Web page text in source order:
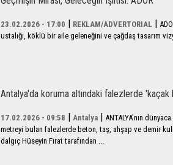
23.02.2026 - 17:00 | REKLAM/ADVERTORIAL |
ustalığı, köklü bir aile geleneğini ve çağdaş tasarım
Antalya'da koruma altındaki falezlerde 'kaçak
17.02.2026 - 09:58 | Antalya | ANTALYA'nın
metreyi bulan falezlerde beton, taş, ahşap ve demir
dalgıç Hüseyin Fırat tarafından ...